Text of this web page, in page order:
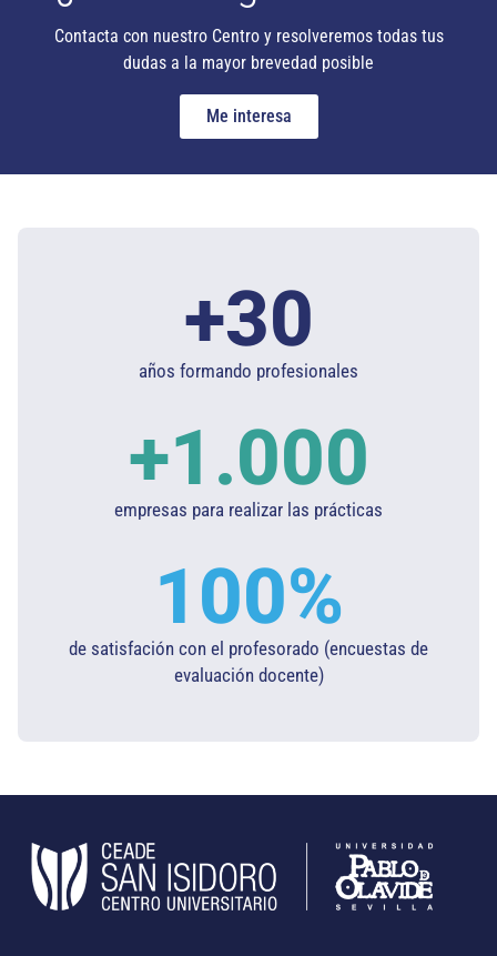
Contacta con nuestro Centro y resolveremos todas tus
dudas a la mayor brevedad posible
Me interesa
años formando profesionales
+30
empresas para realizar las prácticas
+1.000
de satisfación con el profesorado (encuestas de
evaluación docente)​
100%